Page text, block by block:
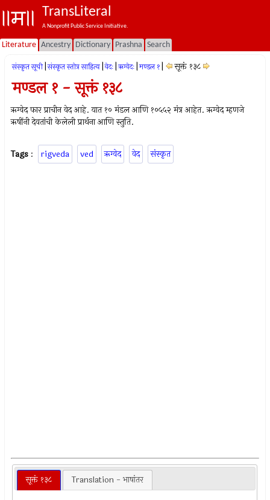
TransLiteral
A Nonprofit Public Service Initiative.
Literature Ancestry Dictionary Prashna Search
संस्कृत सूची संस्कृत स्तोत्र साहित्य वेदः ऋग्वेदः मण्डल १ सूक्तं १३८
मण्डल १ - सूक्तं १३८
ऋग्वेद फार प्राचीन वेद आहे. यात १० मंडल आणि १०५५२ मंत्र आहेत. ऋग्वेद म्हणजे
ऋषींनी देवतांची केलेली प्रार्थना आणि स्तुति.
Tags : rigveda ved ऋग्वेद वेद संस्कृत
सूक्तं १३८ Translation - भाषांतर